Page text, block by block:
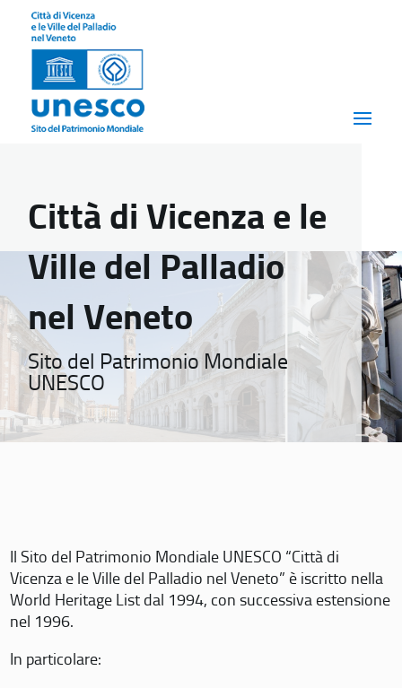
Città di Vicenza e le
Ville del Palladio
nel Veneto
Sito del Patrimonio Mondiale
UNESCO
Il Sito del Patrimonio Mondiale UNESCO “Città di
Vicenza e le Ville del Palladio nel Veneto” è iscritto nella
World Heritage List dal 1994, con successiva estensione
nel 1996.
In particolare: